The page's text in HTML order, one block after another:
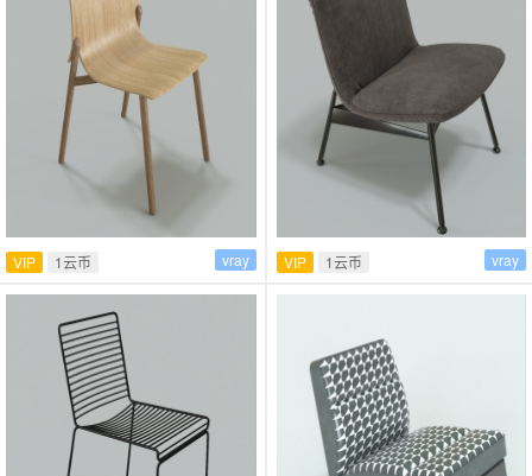
VIP 1云币 vray VIP 1云币 vray